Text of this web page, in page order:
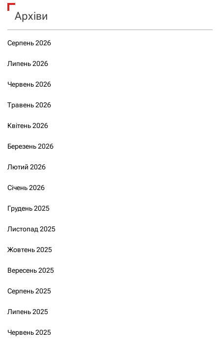
Архіви
Серпень 2026
Липень 2026
Червень 2026
Травень 2026
Квітень 2026
Березень 2026
Лютий 2026
Січень 2026
Грудень 2025
Листопад 2025
Жовтень 2025
Вересень 2025
Серпень 2025
Липень 2025
Червень 2025